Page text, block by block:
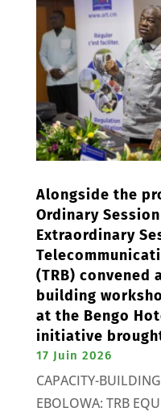
Alongside the
Ordinary
Extraordinary
(TRB) convened
building
at the Bengo
initiative
17 Juin 2026
CAPACITY-
EBOLOWA: TRB